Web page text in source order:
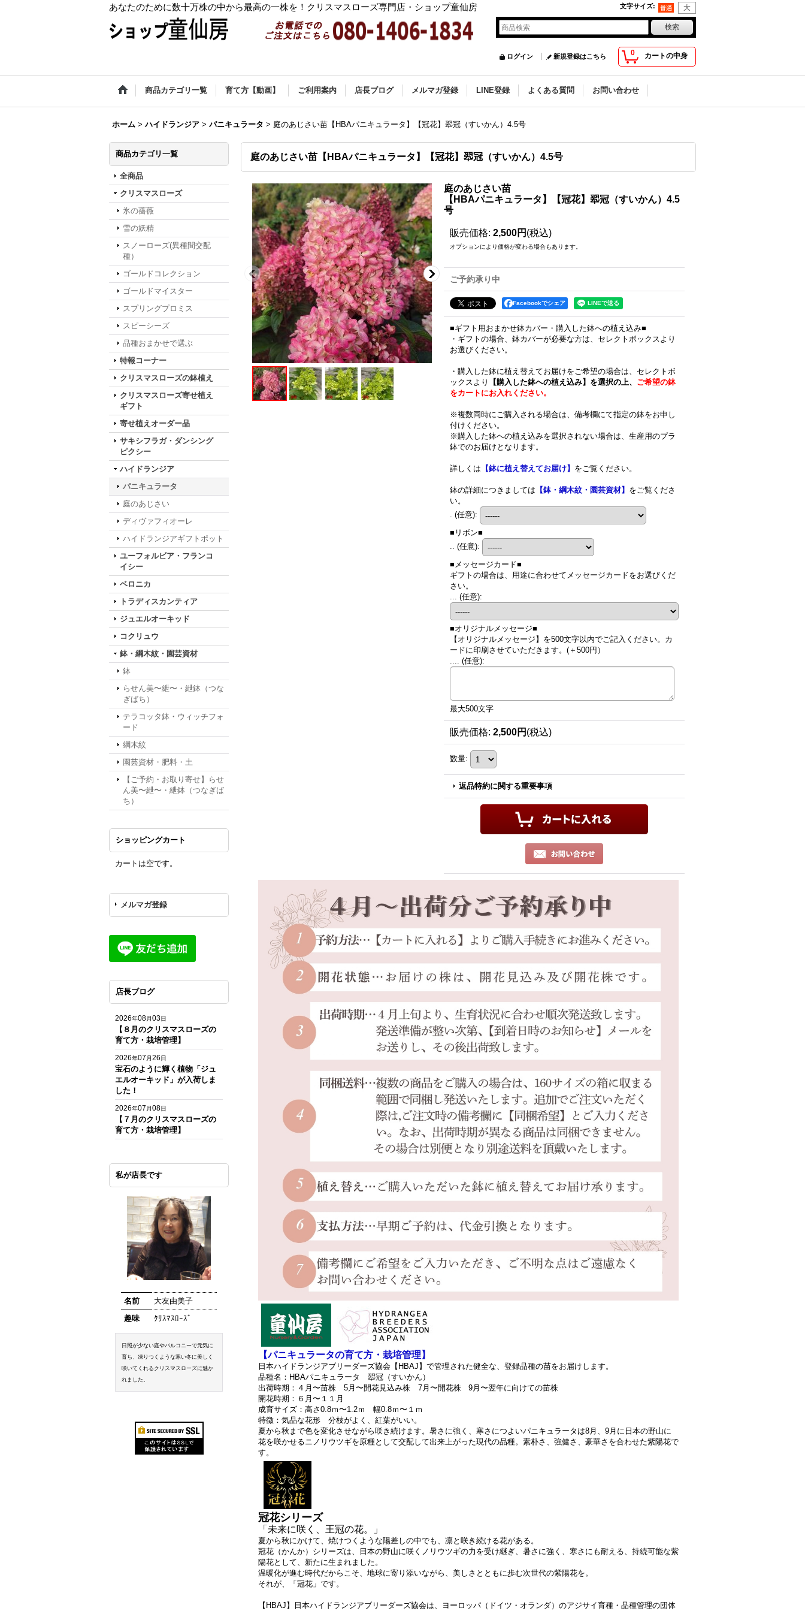
あなたのために数十万株の中から最高の一株を！クリスマスローズ専門店・ショップ童仙房 文字サイズ:
0 カートの中身
ログイン 新規登録はこちら
商品カテゴリ一覧 育て方【動画】 ご利用案内 店長ブログ メルマガ登録 LINE登録 よくある質問 お問い合わせ
ホーム > ハイドランジア > パニキュラータ > 庭のあじさい苗【HBAパニキュラータ】【冠花】翆冠（すいかん）4.5号
商品カテゴリ一覧
全商品
クリスマスローズ
氷の薔薇
雪の妖精
スノーローズ(異種間交配
種）
ゴールドコレクション
ゴールドマイスター
スプリングプロミス
スピーシーズ
品種おまかせで選ぶ
特報コーナー
クリスマスローズの鉢植え
クリスマスローズ寄せ植え
ギフト
寄せ植えオーダー品
サキシフラガ・ダンシング
ピクシー
ハイドランジア
パニキュラータ
庭のあじさい
ディヴァフィオーレ
ハイドランジアギフトポット
ユーフォルビア・フランコ
イシー
ベロニカ
トラディスカンティア
ジュエルオーキッド
コクリュウ
鉢・綱木紋・園芸資材
鉢
らせん美〜紲〜・紲鉢（つな
ぎばち）
テラコッタ鉢・ウィッチフォ
ード
綱木紋
園芸資材・肥料・土
【ご予約・お取り寄せ】らせ
ん美〜紲〜・紲鉢（つなぎば
ち）
ショッピングカート
カートは空です。
メルマガ登録
店長ブログ
2026年08月03日
【８月のクリスマスローズの
育て方・栽培管理】
2026年07 月26日
宝石のように輝く植物「ジュ
エルオーキッド」が入荷しま
した！
2026年07 月08日
【７月のクリスマスローズの
育て方・栽培管理】
私が店長です
名前
大友由美子
趣味
ｸﾘｽﾏｽﾛｰｽﾞ
日照が少ない庭やバルコニーで元気に
育ち、凍りつくような寒い冬に美しく
咲いてくれるクリスマスローズに魅か
れました。
庭のあじさい苗【HBAパニキュラータ】【冠花】翆冠（すいかん）4.5号
庭のあじさい苗
【HBAパニキュラータ】【冠花】翆冠（すいかん）4.5
号
販売価格: 2,500円 (税込)
オプションにより価格が変わる場合もあります。
ご予約承り中
Facebookでシェア
■ギフト用おまかせ鉢カバー・購入した鉢への植え込み■
・ギフトの場合、鉢カバーが必要な方は、セレクトボックスより
お選びください。
・購入した鉢に植え替えてお届けをご希望の場合は、セレクトボ
ックスより
【購入した鉢への植え込み】を選択の上、 ご希望の鉢
をカートにお入れください。
※複数同時にご購入される場合は、備考欄にて指定の鉢をお申し
付けください。
※購入した鉢への植え込みを選択されない場合は、生産用のプラ
鉢でのお届けとなります。
詳しくは 【鉢に植え替えてお届け】 をご覧ください。
鉢の詳細につきましては 【鉢・綱木紋・園芸資材】 をご覧くださ
い。
. (任意):
■リボン■
.. (任意):
■メッセージカード■
ギフトの場合は、用途に合わせてメッセージカードをお選びくだ
さい。
... (任意):
■オリジナルメッセージ■
【オリジナルメッセージ】を500文字以内でご記入ください。カ
ードに印刷させていただきます。(＋500円）
.... (任意):
最大500文字
販売価格: 2,500円 (税込)
数量:
返品特約に関する重要事項
【パニキュラータの育て方・栽培管理】
日本ハイドランジアブリーダーズ協会【HBAJ】で管理された健全な、登録品種の苗をお届けします。
品種名： HBAパニキュラータ 翆冠（すいかん）
出荷時期：４月〜苗株 5月〜開花見込み株 7月〜開花株 9月〜翌年に向けての苗株
開花時期：６月〜１１月
成育サイズ：高さ0.8ｍ〜1.2ｍ 幅0.8ｍ〜１ｍ
特徴：気品な花形 分枝がよく、紅葉がいい。
夏から秋まで色を変化させながら咲き続けます。 暑さに強く、寒さにつよいパニキュラータは8月、9月に日本の野山に
花を咲かせるニノリウツギを原種として交配して出来上がった現代の品種。 素朴さ、強健さ、豪華さを合わせた紫陽花で
す。
冠花シリーズ
「未来に咲く、王冠の花。」
夏から秋にかけて、焼けつくような陽差しの中でも、凛と咲き続ける花がある。
冠花（かんか）シリーズは、日本の野山に咲くノリウツギの力を受け継ぎ、暑さに強く、寒さにも耐える、持続可能な紫
陽花として、新たに生まれました。
温暖化が進む時代だからこそ、地球に寄り添いながら、美しさとともに歩む次世代の紫陽花を。
それが、「冠花」です。
【HBAJ】日本ハイドランジアブリーダーズ協会は、ヨーロッパ（ドイツ・オランダ）のアジサイ育種・品種管理の団体